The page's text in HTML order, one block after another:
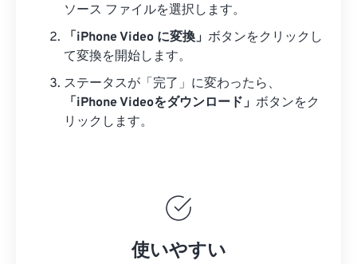
ソース ファイルを選択します。
「iPhone Video に変換」 ボタンをクリックし
て変換を開始します。
ステータスが「完了」に変わったら、
「iPhone Videoをダウンロード」 ボタンをク
リックします。
使いやすい